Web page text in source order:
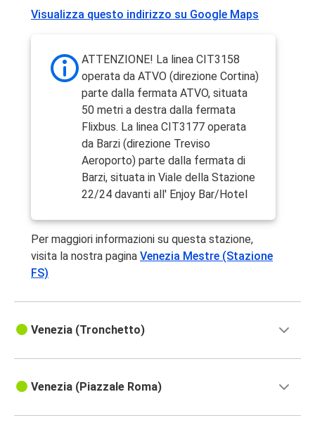
Visualizza questo indirizzo su Google Maps
ATTENZIONE! La linea CIT3158
operata da ATVO (direzione Cortina)
parte dalla fermata ATVO, situata
50 metri a destra dalla fermata
Flixbus. La linea CIT3177 operata
da Barzi (direzione Treviso
Aeroporto) parte dalla fermata di
Barzi, situata in Viale della Stazione
22/24 davanti all' Enjoy Bar/Hotel
Per maggiori informazioni su questa stazione,
visita la nostra pagina Venezia Mestre (Stazione
FS)
Venezia (Tronchetto)
Venezia (Piazzale Roma)